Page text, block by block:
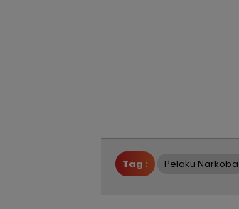
Tag : Pelaku Narkoba